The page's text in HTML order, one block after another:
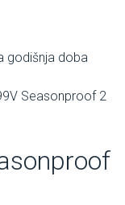
godišnja doba
Seasonproof 2